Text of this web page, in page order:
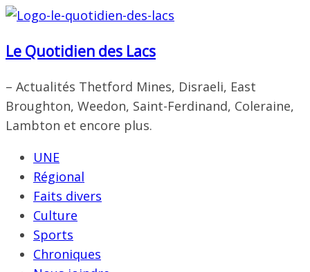
Passer
contenu
Le Quotidien des Lacs
– Actualités Thetford Mines, Disraeli, East
Broughton, Weedon, Saint-Ferdinand, Coleraine,
Lambton et encore plus.
UNE
Régional
Faits divers
Culture
Sports
Chroniques